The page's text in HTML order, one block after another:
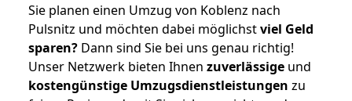
Sie planen einen Umzug von Koblenz nach
Pulsnitz und möchten dabei möglichstviel Geld
sparen? Dann sind Sie bei uns genau richtig!
Unser Netzwerk bieten Ihnen zuverlässige und
kostengünstige Umzugsdienstleistungen zu